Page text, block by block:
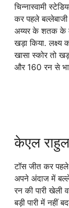
चिन्नास्वामी
कर पहले
अय्यर के शतक के
खड़ा किया. लक्ष्य
खासा स्कोर तो
और 160 रन से
केएल
टॉस जीत कर पहले
अपने अंदाज में
रन की पारी
बड़ी पारी में नहीं